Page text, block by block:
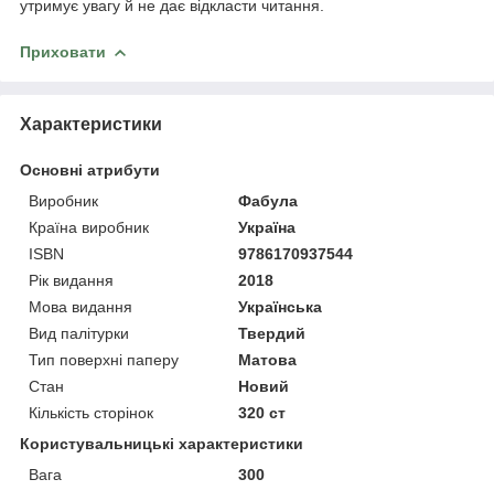
утримує увагу й не дає відкласти читання.
Приховати
Характеристики
Основні атрибути
Виробник
Фабула
Країна виробник
Україна
ISBN
9786170937544
Рік видання
2018
Мова видання
Українська
Вид палітурки
Твердий
Тип поверхні паперу
Матова
Стан
Новий
Кількість сторінок
320 ст
Користувальницькі характеристики
Вага
300